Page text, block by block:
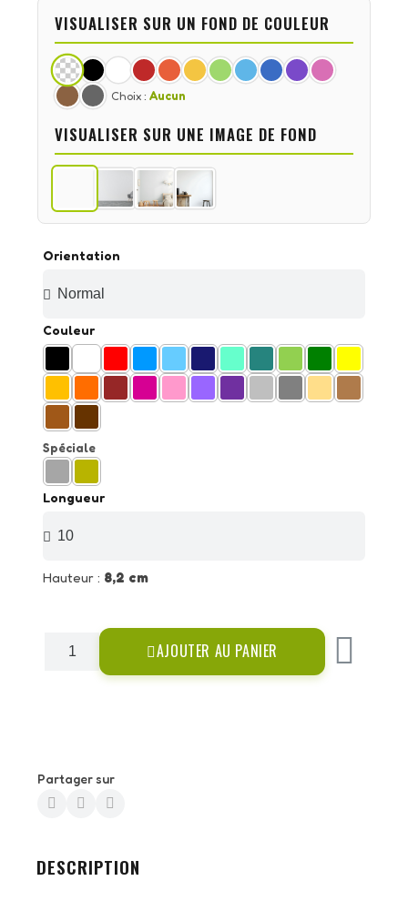
Orientation
Couleur
Spéciale
Longueur
Hauteur : 8,2 cm
AJOUTER AU PANIER
Partager sur
VISUALISER SUR UN FOND DE COULEUR
Choix : Aucun
VISUALISER SUR UNE IMAGE DE FOND
DESCRIPTION